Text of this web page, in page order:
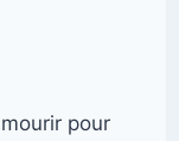
pour